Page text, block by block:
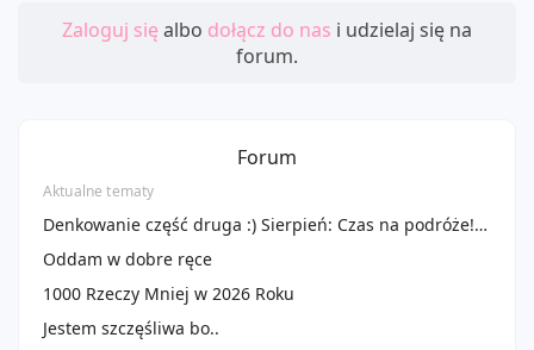
Zaloguj się albo dołącz do nas i udzielaj się na
forum.
Forum
Aktualne tematy
Denkowanie część druga :) Sierpień: Czas na podróże! Zużywamy produkty do 100 ml ✈️🌴
Oddam w dobre ręce
1000 Rzeczy Mniej w 2026 Roku
Jestem szczęśliwa bo..